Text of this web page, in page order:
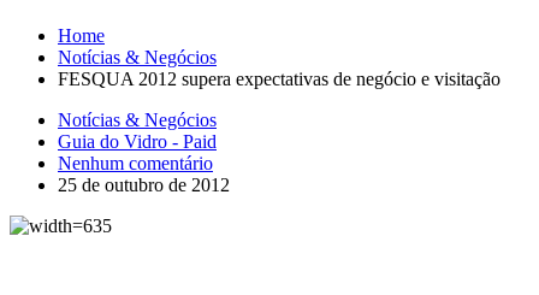
Home
Notícias & Negócios
FESQUA 2012 supera expectativas de negócio e visitação
Notícias & Negócios
Guia do Vidro - Paid
Nenhum comentário
25 de outubro de 2012